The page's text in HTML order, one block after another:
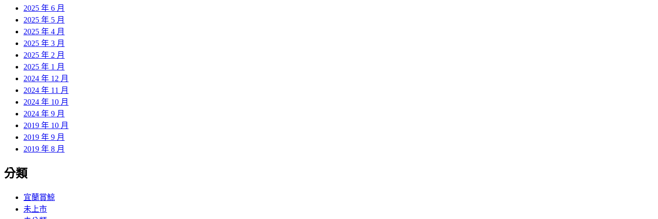
2025 年 6 月
2025 年 5 月
2025 年 4 月
2025 年 3 月
2025 年 2 月
2025 年 1 月
2024 年 12 月
2024 年 11 月
2024 年 10 月
2024 年 9 月
2019 年 10 月
2019 年 9 月
2019 年 8 月
分類
宜蘭賞鯨
未上市